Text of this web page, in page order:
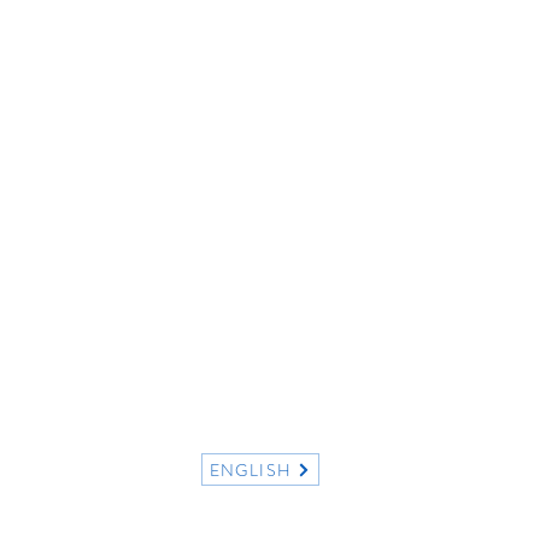
ENGLISH